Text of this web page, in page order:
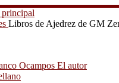
Libros de Ajedrez de GM
Ocampos El autor